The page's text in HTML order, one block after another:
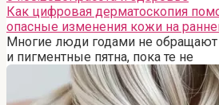
Как цифровая дерматоскопия
опасные изменения кожи на
Многие люди годами не
и пигментные пятна, пока те не